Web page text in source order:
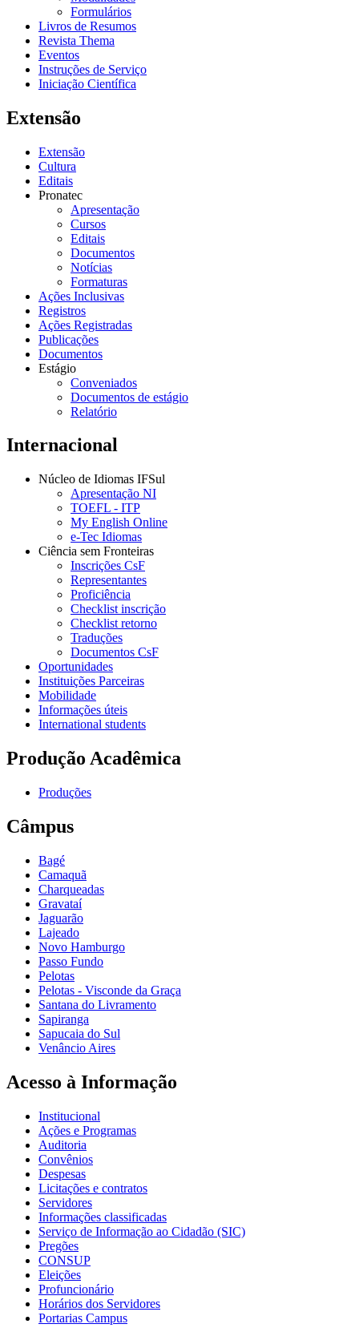
Formulários
Livros de Resumos
Revista Thema
Eventos
Instruções de Serviço
Iniciação Científica
Extensão
Extensão
Cultura
Editais
Pronatec
Apresentação
Cursos
Editais
Documentos
Notícias
Formaturas
Ações Inclusivas
Registros
Ações Registradas
Publicações
Documentos
Estágio
Conveniados
Documentos de estágio
Relatório
Internacional
Núcleo de Idiomas IFSul
Apresentação NI
TOEFL - ITP
My English Online
e-Tec Idiomas
Ciência sem Fronteiras
Inscrições CsF
Representantes
Proficiência
Checklist inscrição
Checklist retorno
Traduções
Documentos CsF
Oportunidades
Instituições Parceiras
Mobilidade
Informações úteis
International students
Produção Acadêmica
Produções
Câmpus
Bagé
Camaquã
Charqueadas
Gravataí
Jaguarão
Lajeado
Novo Hamburgo
Passo Fundo
Pelotas
Pelotas - Visconde da Graça
Santana do Livramento
Sapiranga
Sapucaia do Sul
Venâncio Aires
Acesso à Informação
Institucional
Ações e Programas
Auditoria
Convênios
Despesas
Licitações e contratos
Servidores
Informações classificadas
Serviço de Informação ao Cidadão (SIC)
Pregões
CONSUP
Eleições
Profuncionário
Horários dos Servidores
Portarias Campus